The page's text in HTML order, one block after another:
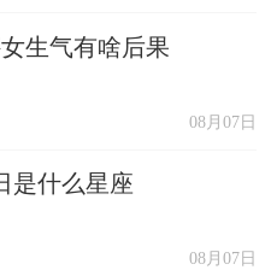
生气有啥后果
08月07日
是什么星座
08月07日